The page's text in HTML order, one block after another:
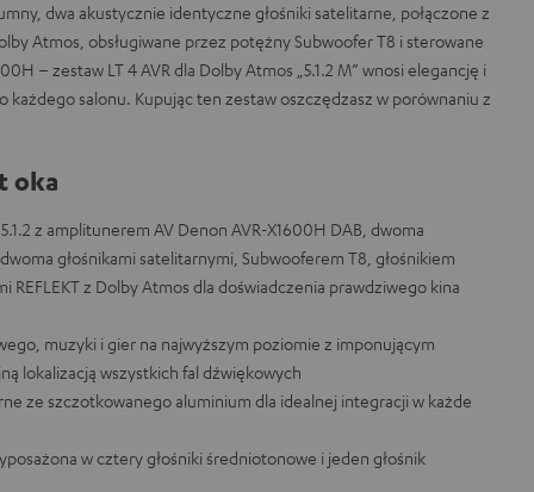
dwa akustycznie identyczne głośniki satelitarne, połączone z
Atmos, obsługiwane przez potężny Subwoofer T8 i sterowane
– zestaw LT 4 AVR dla Dolby Atmos „5.1.2 M” wnosi elegancję i
każdego salonu. Kupując ten zestaw oszczędzasz w porównaniu z
oka
z amplitunerem AV Denon AVR-X1600H DAB, dwoma
głośnikami satelitarnymi, Subwooferem T8, głośnikiem
REFLEKT z Dolby Atmos dla doświadczenia prawdziwego kina
muzyki i gier na najwyższym poziomie z imponującym
lokalizacją wszystkich fal dźwiękowych
ze szczotkowanego aluminium dla idealnej integracji w każde
w cztery głośniki średniotonowe i jeden głośnik